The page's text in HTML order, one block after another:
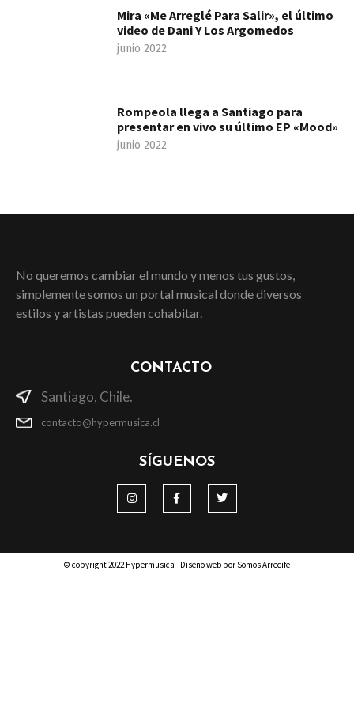
Mira «Me Arreglé Para Salir», el último
video de Dani Y Los Argomedos
junio 2022
Rompeola llega a Santiago para
presentar en vivo su último EP «Mood»
junio 2022
No queremos cambiar el mundo y menos tus gustos,
simplemente somos un portal musical donde diversos
estilos y artistas pueden cohabitar.
CONTACTO
Santiago, Chile.
contacto@hypermusica.cl
SÍGUENOS
© copyright 2022 Hypermusica - Diseño web por Somos Arrecife